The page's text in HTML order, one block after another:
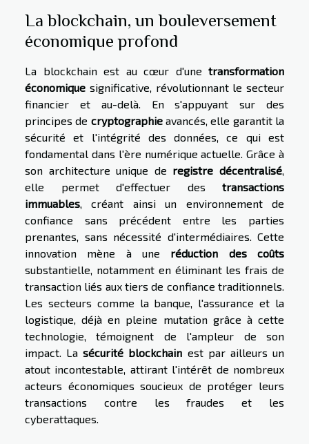
La blockchain, un bouleversement
économique profond
La blockchain est au cœur d'une transformation
économique significative, révolutionnant le secteur
financier et au-delà. En s'appuyant sur des
principes de cryptographieavancés, elle garantit la
sécurité et l'intégrité des données, ce qui est
fondamental dans l'ère numérique actuelle. Grâce à
son architecture unique de registre décentralisé,
elle permet d'effectuer des transactions
immuables, créant ainsi un environnement de
confiance sans précédent entre les parties
prenantes, sans nécessité d'intermédiaires. Cette
innovation mène à une réduction des coûts
substantielle, notamment en éliminant les frais de
transaction liés aux tiers de confiance traditionnels.
Les secteurs comme la banque, l'assurance et la
logistique, déjà en pleine mutation grâce à cette
technologie, témoignent de l'ampleur de son
impact. Lasécurité blockchain est par ailleurs un
atout incontestable, attirant l'intérêt de nombreux
acteurs économiques soucieux de protéger leurs
transactions contre les fraudes et les
cyberattaques.